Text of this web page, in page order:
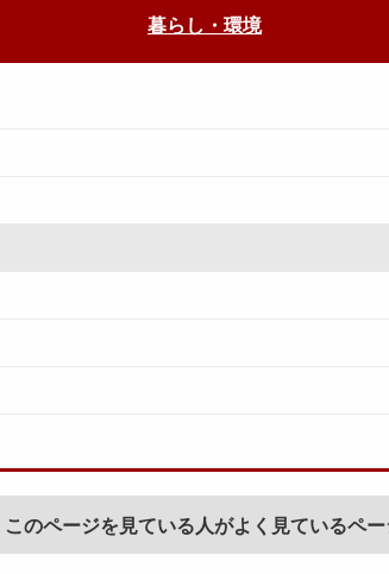
暮らし・環境
このページを見ている人がよく見ているペー